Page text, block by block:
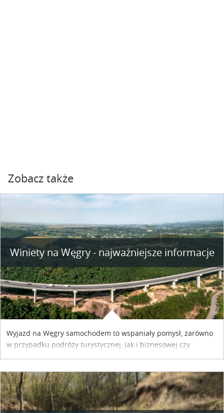
Zobacz także
Winiety na Węgry - najważniejsze informacje
Wyjazd na Węgry samochodem to wspaniały pomysł, zarówno
w przypadku podróży turystycznej, jak i biznesowej czy
współpracy reklamowej z Hungary Vignette.